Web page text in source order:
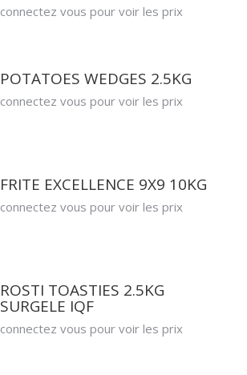
connectez vous pour voir les prix
POTATOES WEDGES 2.5KG
connectez vous pour voir les prix
FRITE EXCELLENCE 9X9 10KG
connectez vous pour voir les prix
ROSTI TOASTIES 2.5KG
SURGELE IQF
connectez vous pour voir les prix